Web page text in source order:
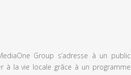
Group s’adresse à un public
à la vie locale grâce à un programme